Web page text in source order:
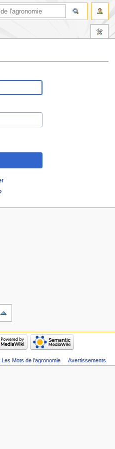
Mots de l'agronomie Avertissements